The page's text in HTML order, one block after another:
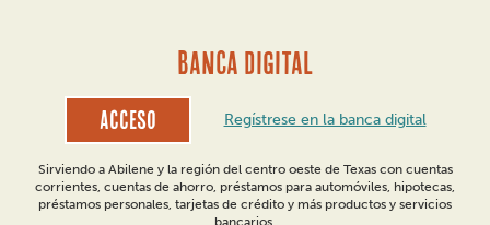
BANCA DIGITAL
Acceso Regístrese en la banca digital
Sirviendo a Abilene y la región del centro oeste de Texas con cuentas
corrientes, cuentas de ahorro, préstamos para automóviles, hipotecas,
préstamos personales, tarjetas de crédito y más productos y servicios
bancarios.